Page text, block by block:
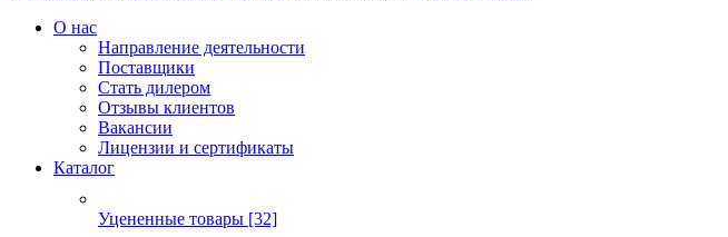
О нас
Направление деятельности
Поставщики
Стать дилером
Отзывы клиентов
Вакансии
Лицензии и сертификаты
Каталог
Уцененные товары [32]